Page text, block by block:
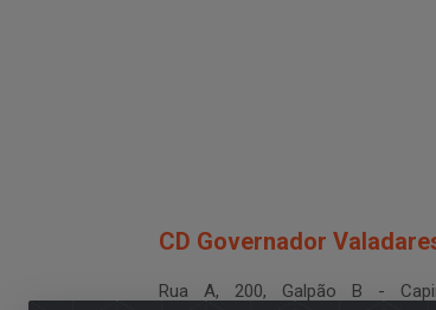
CD Governador
Rua A, 200, Galpão B -